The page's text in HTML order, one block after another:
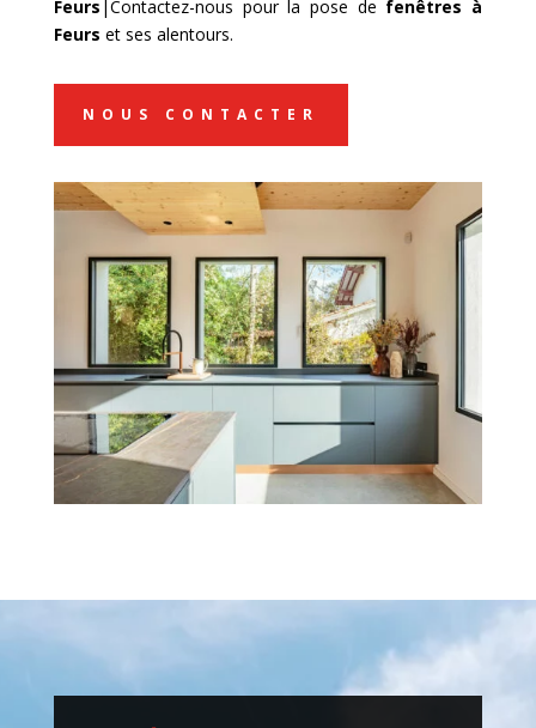
Feurs |Contactez-nous pour la pose de fenêtres à
Feurs et ses alentours.
NOUS CONTACTER